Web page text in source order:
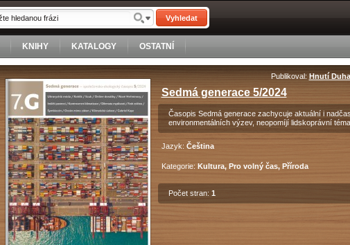
Vyhledat
KNIHY KATALOGY OSTATNÍ
Publikoval: Hnutí
Sedmá generace 5/2024
Časopis Sedmá generace zachycuje aktuální i
environmentálních výzev, neopomíjí lidskoprávní
Jazyk: Čeština
Kategorie: Kultura, Pro volný čas, Příroda
Počet stran: 1